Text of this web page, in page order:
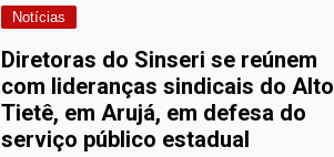
Notícias
Diretoras do Sinseri se reúnem
com lideranças sindicais do Alto
Tietê, em Arujá, em defesa do
serviço público estadual